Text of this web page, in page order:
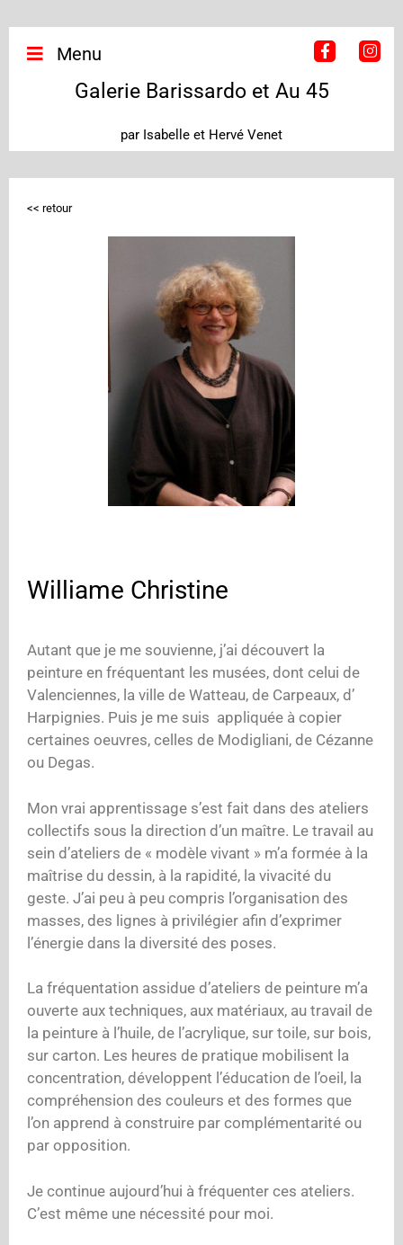
Menu
Galerie Barissardo et Au 45
par Isabelle et Hervé Venet
<< retour
Williame Christine
Autant que je me souvienne, j’ai découvert la
peinture en fréquentant les musées, dont celui de
Valenciennes, la ville de Watteau, de Carpeaux, d’
Harpignies. Puis je me suis appliquée à copier
certaines oeuvres, celles de Modigliani, de Cézanne
ou Degas.
Mon vrai apprentissage s’est fait dans des ateliers
collectifs sous la direction d’un maître. Le travail au
sein d’ateliers de « modèle vivant » m’a formée à la
maîtrise du dessin, à la rapidité, la vivacité du
geste. J’ai peu à peu compris l’organisation des
masses, des lignes à privilégier afin d’exprimer
l’énergie dans la diversité des poses.
La fréquentation assidue d’ateliers de peinture m’a
ouverte aux techniques, aux matériaux, au travail de
la peinture à l’huile, de l’acrylique, sur toile, sur bois,
sur carton. Les heures de pratique mobilisent la
concentration, développent l’éducation de l’oeil, la
compréhension des couleurs et des formes que
l’on apprend à construire par complémentarité ou
par opposition.
Je continue aujourd’hui à fréquenter ces ateliers.
C’est même une nécessité pour moi.